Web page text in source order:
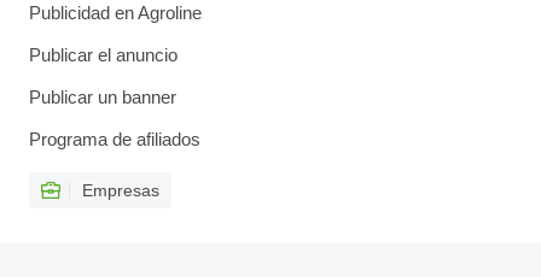
Publicidad en Agroline
Publicar el anuncio
Publicar un banner
Programa de afiliados
Empresas